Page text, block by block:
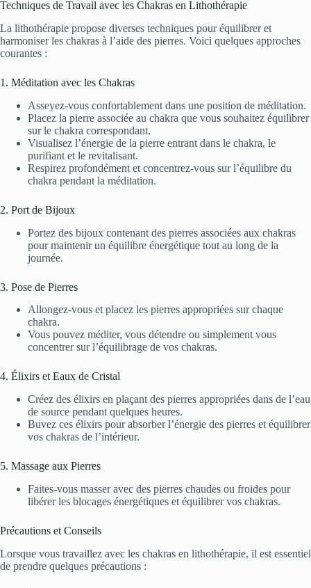
Techniques de Travail avec les Chakras en Lithothérapie
La lithothérapie propose diverses techniques pour équilibrer et
harmoniser les chakras à l’aide des pierres. Voici quelques approches
courantes :
1. Méditation avec les Chakras
Asseyez-vous confortablement dans une position de méditation.
Placez la pierre associée au chakra que vous souhaitez équilibrer
sur le chakra correspondant.
Visualisez l’énergie de la pierre entrant dans le chakra, le
purifiant et le revitalisant.
Respirez profondément et concentrez-vous sur l’équilibre du
chakra pendant la méditation.
2. Port de Bijoux
Portez des bijoux contenant des pierres associées aux chakras
pour maintenir un équilibre énergétique tout au long de la
journée.
3. Pose de Pierres
Allongez-vous et placez les pierres appropriées sur chaque
chakra.
Vous pouvez méditer, vous détendre ou simplement vous
concentrer sur l’équilibrage de vos chakras.
4. Élixirs et Eaux de Cristal
Créez des élixirs en plaçant des pierres appropriées dans de l’eau
de source pendant quelques heures.
Buvez ces élixirs pour absorber l’énergie des pierres et équilibrer
vos chakras de l’intérieur.
5. Massage aux Pierres
Faites-vous masser avec des pierres chaudes ou froides pour
libérer les blocages énergétiques et équilibrer vos chakras.
Précautions et Conseils
Lorsque vous travaillez avec les chakras en lithothérapie, il est essentiel
de prendre quelques précautions :